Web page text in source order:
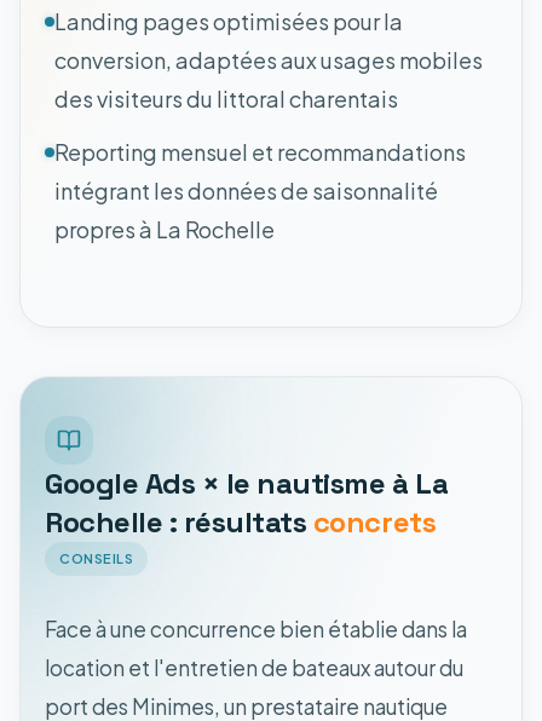
Landing pages optimisées pour la
conversion, adaptées aux usages mobiles
des visiteurs du littoral charentais
Reporting mensuel et recommandations
intégrant les données de saisonnalité
propres à La Rochelle
Google Ads × le nautisme à La
Rochelle : résultats concrets
CONSEILS
Face à une concurrence bien établie dans la
location et l'entretien de bateaux autour du
port des Minimes, un prestataire nautique